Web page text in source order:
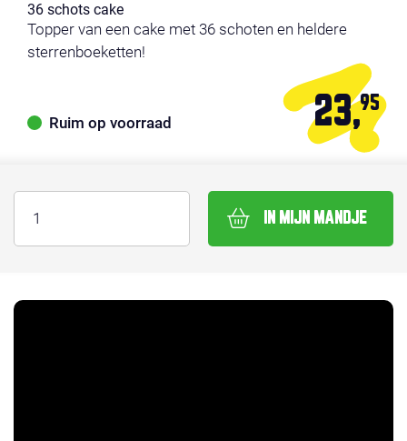
36 schots cake
Topper van een cake met 36 schoten en heldere
sterrenboeketten!
Ruim op voorraad 23,95
IN MIJN MANDJE